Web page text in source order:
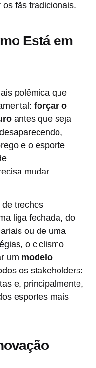
os fãs tradicionais.
Está em
polêmica que
forçar o
antes que seja
e o esporte
mudar.
de trechos
liga fechada, do
ou de uma
o ciclismo
um modelo
os stakeholders:
e, principalmente,
esportes mais